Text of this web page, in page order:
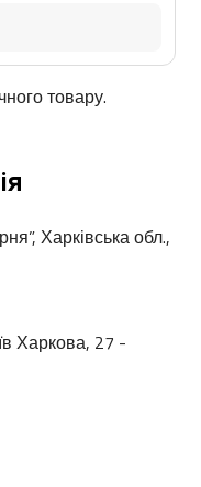
товару.
Харківська обл.,
Харкова, 27 -